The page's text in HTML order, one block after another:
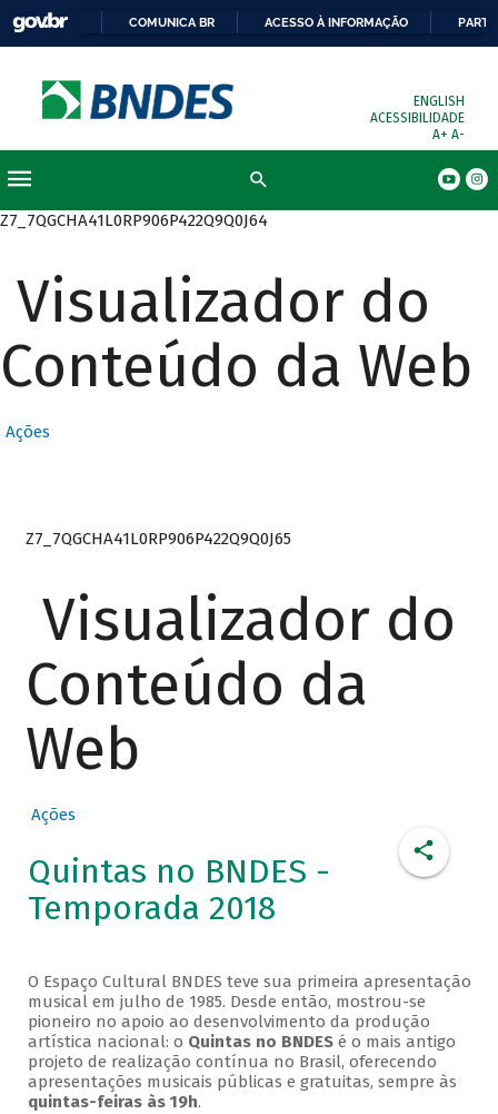
COMUNICA BR ACESSO À INFORMAÇÃO
ENGLISH
ACESSIBILIDADE
A+ A-
Z7_7QGCHA41L0RP906P422Q9Q0J64
Visualizador do
Conteúdo da Web
Ações
Z7_7QGCHA41L0RP906P422Q9Q0J65
Visualizador do
Conteúdo da
Web
Ações
Quintas no BNDES -
Temporada 2018
O Espaço Cultural BNDES teve sua primeira apresentação
musical em julho de 1985. Desde então, mostrou-se
pioneiro no apoio ao desenvolvimento da produção
artística nacional: o Quintas no BNDESé o mais antigo
projeto de realização contínua no Brasil, oferecendo
apresentações musicais públicas e gratuitas, sempre às
quintas-feiras às 19h.